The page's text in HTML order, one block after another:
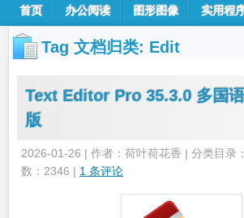
首页 办公阅读 图形图像 实用程
Tag 文档归类: Edit
Text Editor Pro 35.3.0 多国
版
2026-01-26 | 作者：荷叶荷花香 | 分类目录：
数：2346 | 1 条评论